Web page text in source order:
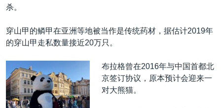
杀。
穿山甲的鳞甲在亚洲等地被当作是传统药材，据估计2019年
的穿山甲走私数量接近20万只。
布拉格曾在2016年与中国首都北
京签订协议，原本预计会迎来一
对大熊猫。